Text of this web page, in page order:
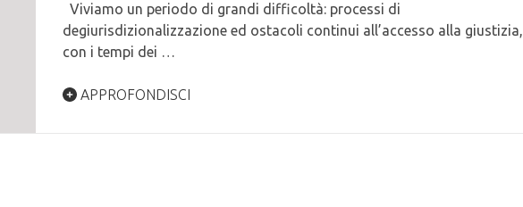
Viviamo un periodo di grandi difficoltà: processi di
degiurisdizionalizzazione ed ostacoli continui all’accesso alla giustizia,
con i tempi dei …
APPROFONDISCI